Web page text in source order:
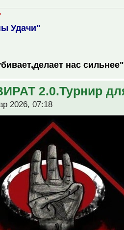
Удачи"
нас сильнее"
2.0.Турнир
2026, 07:18